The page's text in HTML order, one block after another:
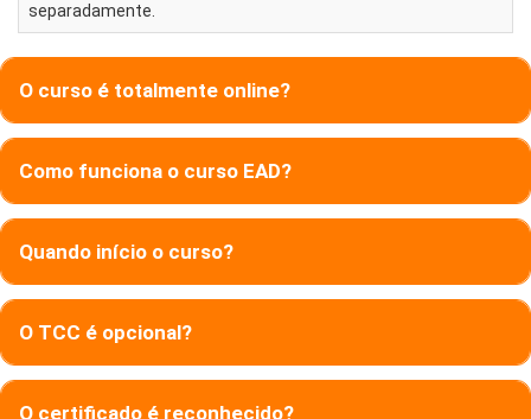
separadamente.
O curso é totalmente online?
Como funciona o curso EAD?
Quando início o curso?
O TCC é opcional?
O certificado é reconhecido?